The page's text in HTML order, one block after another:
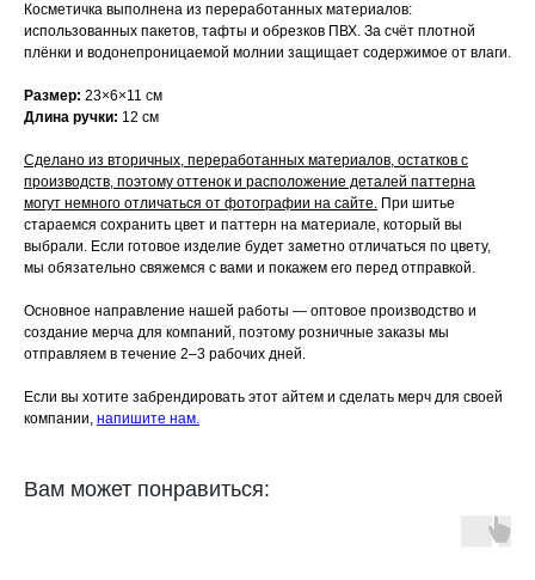
Косметичка выполнена из переработанных материалов:
использованных пакетов, тафты и обрезков ПВХ. За счёт плотной
плёнки и водонепроницаемой молнии защищает содержимое от влаги.
Размер: 23×6×11 см
Длина ручки: 12 см
Сделано из вторичных, переработанных материалов, остатков с
производств, поэтому оттенок и расположение деталей паттерна
могут немного отличаться от фотографии на сайте. При шитье
стараемся сохранить цвет и паттерн на материале, который вы
выбрали. Если готовое изделие будет заметно отличаться по цвету,
мы обязательно свяжемся с вами и покажем его перед отправкой.
Основное направление нашей работы — оптовое производство и
создание мерча для компаний, поэтому розничные заказы мы
отправляем в течение 2–3 рабочих дней.
Если вы хотите забрендировать этот айтем и сделать мерч для своей
компании, напишите нам.
Вам может понравиться: